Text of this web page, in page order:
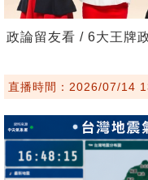
政論留友看 / 6大王牌
直播時間：2026/07/14